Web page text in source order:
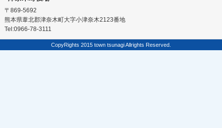
〒869-5692
熊本県葦北郡津奈木町大字小津奈木2123番地
Tel:0966-78-3111
CopyRights 2015 town tsunagi Allrights Reserved.